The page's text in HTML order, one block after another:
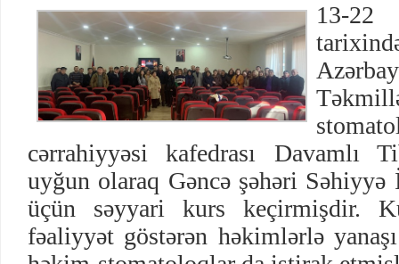
13-
cərrahiyyəsi kafedrası Davamlı
uyğun olaraq Gəncə şəhəri Səhiyyə
üçün səyyari kurs keçirmişdir.
fəaliyyət göstərən həkimlərlə